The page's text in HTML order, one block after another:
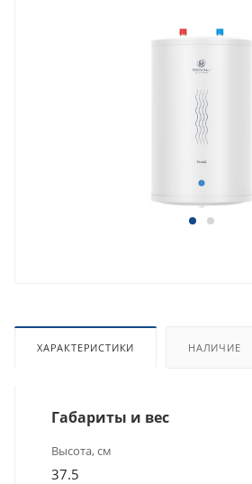
ХАРАКТЕРИСТИКИ НАЛИЧИЕ
Габариты и вес
Высота, см
37.5